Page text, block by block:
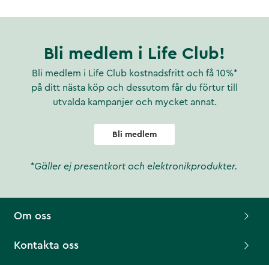
Bli medlem i Life Club!
Bli medlem i Life Club kostnadsfritt och få 10%*
på ditt nästa köp och dessutom får du förtur till
utvalda kampanjer och mycket annat.
Bli medlem
*Gäller ej presentkort och elektronikprodukter.
Om oss
Kontakta oss